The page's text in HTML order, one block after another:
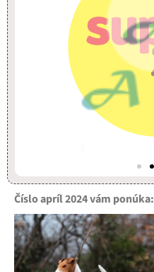
Číslo apríl 2024 vám ponúka: